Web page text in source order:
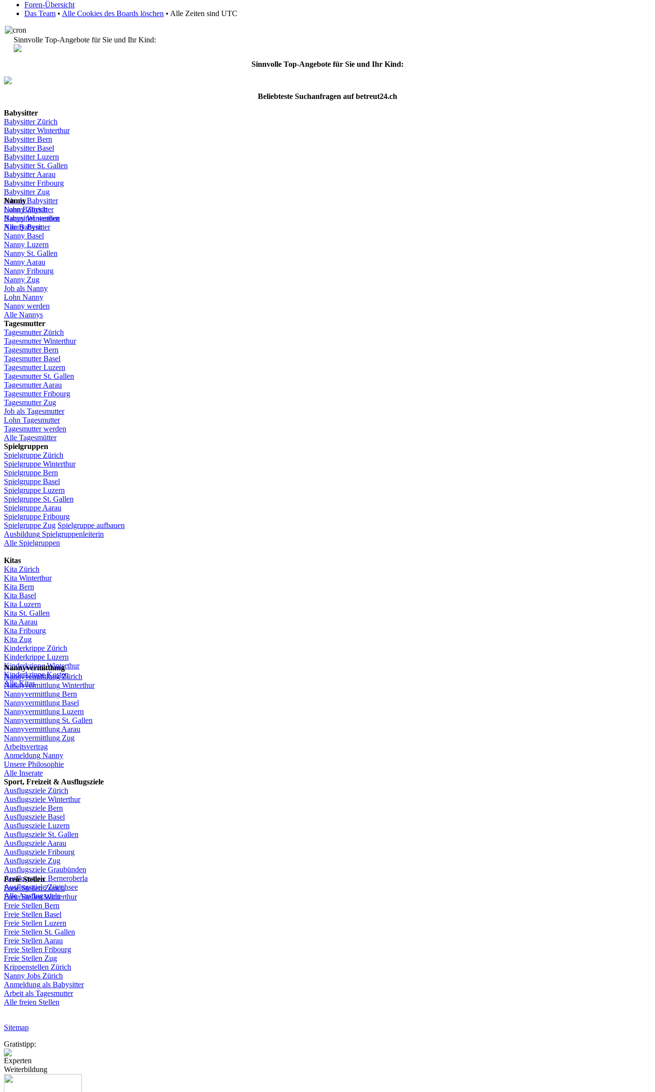
Foren-Übersicht
Das Team • Alle Cookies des Boards löschen • Alle Zeiten sind UTC
Sinnvolle Top-Angebote für Sie und Ihr Kind:
Sinnvolle Top-Angebote für Sie und Ihr Kind:
Beliebteste Suchanfragen aufbetreut24.ch
Babysitter
Babysitter Zürich
Babysitter Winterthur
Babysitter Bern
Babysitter Basel
BabysitterLuzern
Babysitter St. Gallen
BabysitterAarau
BabysitterFribourg
Babysitter Zug
JobalsBabysitter
LohnBabysitter
Babysitterwerden
Alle Babysitter
Nanny
NannyZürich
Nanny Winterthur
Nanny Bern
Nanny Basel
Nanny Luzern
Nanny St. Gallen
Nanny Aarau
Nanny Fribourg
Nanny Zug
Job als Nanny
Lohn Nanny
Nanny werden
Alle Nannys
Tagesmutter
Tagesmutter Zürich
TagesmutterWinterthur
TagesmutterBern
TagesmutterBasel
Tagesmutter Luzern
TagesmutterSt. Gallen
Tagesmutter Aarau
Tagesmutter Fribourg
Tagesmutter Zug
Job als Tagesmutter
Lohn Tagesmutter
Tagesmutter werden
Alle Tagesmütter
Spielgruppen
Spielgruppe Zürich
Spielgruppe Winterthur
Spielgruppe Bern
Spielgruppe Basel
Spielgruppe Luzern
Spielgruppe St. Gallen
Spielgruppe Aarau
Spielgruppe Fribourg
Spielgruppe Zug Spielgruppe aufbauen
Ausbildung Spielgruppenleiterin
Alle Spielgruppen
Kitas
Kita Zürich
Kita Winterthur
Kita Bern
Kita Basel
Kita Luzern
Kita St. Gallen
Kita Aarau
Kita Fribourg
Kita Zug
Kinderkrippe Zürich
Kinderkrippe Luzern
KinderkrippeWinterthur
Kinderkrippe Kosten
Alle Kitas
Nannyvermittlung
Nannyvermittlung Zürich
Nannyvermittlung Winterthur
Nannyvermittlung Bern
Nannyvermittlung Basel
Nannyvermittlung Luzern
Nannyvermittlung St. Gallen
Nannyvermittlung Aarau
Nannyvermittlung Zug
Arbeitsvertrag
Anmeldung Nanny
Unsere Philosophie
Alle Inserate
Sport, Freizeit & Ausflugsziele
Ausflugsziele Zürich
Ausflugsziele Winterthur
Ausflugsziele Bern
Ausflugsziele Basel
Ausflugsziele Luzern
Ausflugsziele St. Gallen
Ausflugsziele Aarau
Ausflugsziele Fribourg
Ausflugsziele Zug
Ausflugsziele Graubünden
Ausflugsziele Berneroberla
Ausflugsziele Zürichsee
Alle Ausflugsziele
Freie Stellen
Freie Stellen Zürich
Freie StellenWinterthur
Freie Stellen Bern
Freie Stellen Basel
Freie Stellen Luzern
Freie Stellen St. Gallen
Freie Stellen Aarau
Freie Stellen Fribourg
Freie Stellen Zug
Krippenstellen Zürich
Nanny Jobs Zürich
Anmeldung als Babysitter
Arbeit als Tagesmutter
Alle freien Stellen
Sitemap
Gratistipp:
Experten
Weiterbildung